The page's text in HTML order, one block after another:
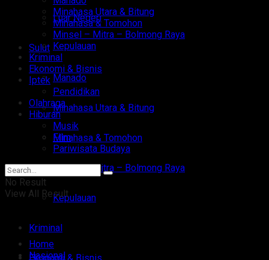
Luar Negeri
Sulut
Manado
Minahasa Utara & Bitung
Minahasa & Tomohon
Minsel – Mitra – Bolmong Raya
Kepulauan
Kriminal
Minahasa Utara & Bitung
Minahasa & Tomohon
Minsel – Mitra – Bolmong Raya
Kepulauan
Kriminal
Ekonomi & Bisnis
Iptek
Pendidikan
Olahraga
Hiburan
Musik
Film
Pariwisata Budaya
No Result
View All Result
Home
Nasional